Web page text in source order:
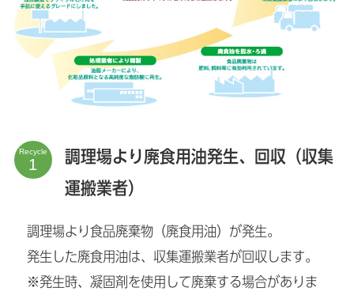
Recycle
調理場より廃食用油発生、回収（収集
運搬業者）
調理場より食品廃棄物（廃食用油）が発生。
発生した廃食用油は、収集運搬業者が回収します。
※発生時、凝固剤を使用して廃棄する場合がありま